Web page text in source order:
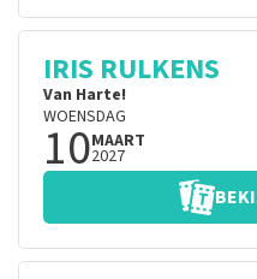
IRIS RULKENS
Van Harte!
WOENSDAG
10MAART
2027